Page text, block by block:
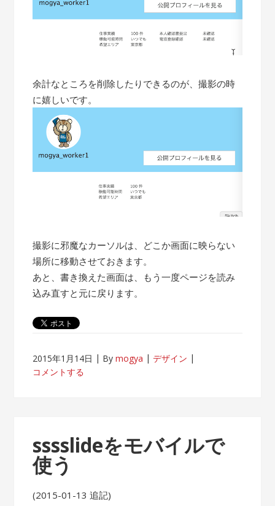
余計なところを削除したりできるのが、撮影の時
に嬉しいです。
撮影に邪魔なカーソルは、どこか画面に映らない
場所に移動させておきます。
あと、書き換えた画面は、もう一度ページを読み
込み直すと元に戻ります。
2015年1月14日 Bymogya
デザイン
コメントする
sssslideをモバイルで
使う
(2015-01-13 追記)